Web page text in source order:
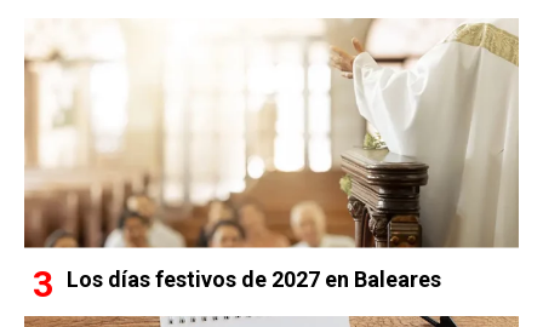
Los días festivos de 2027 en Baleares